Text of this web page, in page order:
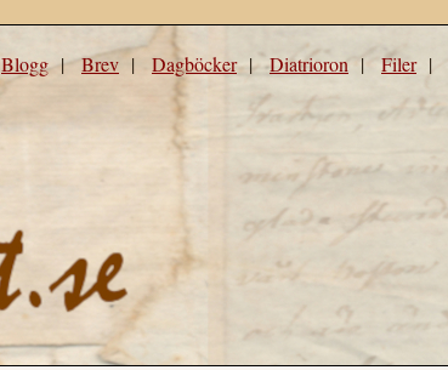
Blogg|Brev | Dagböcker|Diatrioron | Filer|